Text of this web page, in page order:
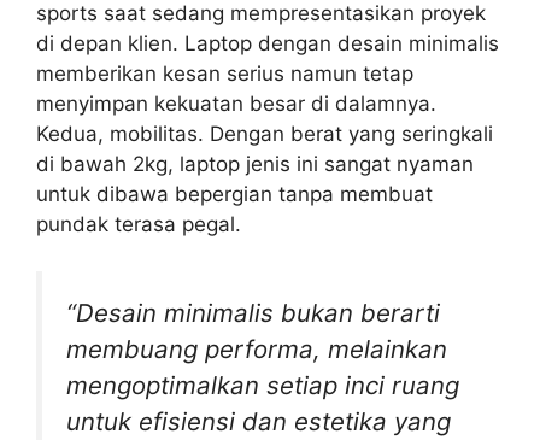
sports saat sedang mempresentasikan proyek
di depan klien. Laptop dengan desain minimalis
memberikan kesan serius namun tetap
menyimpan kekuatan besar di dalamnya.
Kedua, mobilitas. Dengan berat yang seringkali
di bawah 2kg, laptop jenis ini sangat nyaman
untuk dibawa bepergian tanpa membuat
pundak terasa pegal.
“Desain minimalis bukan berarti
membuang performa, melainkan
mengoptimalkan setiap inci ruang
untuk efisiensi dan estetika yang